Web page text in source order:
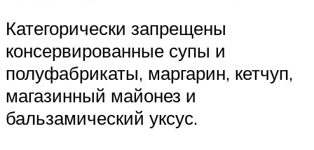
Категорически запрещены
консервированные супы и
полуфабрикаты, маргарин, кетчуп,
магазинный майонез и
бальзамический уксус.